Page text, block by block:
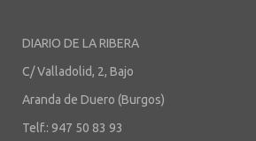
DIARIO DE LA RIBERA
C/ Valladolid, 2, Bajo
Aranda de Duero (Burgos)
Telf.: 947 50 83 93